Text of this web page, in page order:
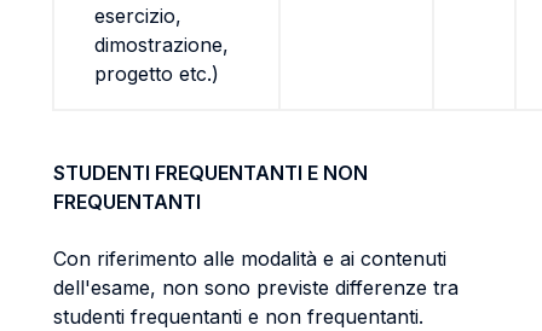
esercizio,
dimostrazione,
progetto etc.)
STUDENTI FREQUENTANTI E NON
FREQUENTANTI
Con riferimento alle modalità e ai contenuti
dell'esame, non sono previste differenze tra
studenti frequentanti e non frequentanti.